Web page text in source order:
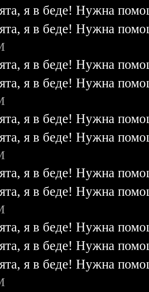
я в беде! Нужна
я в беде! Нужна
я в беде! Нужна
я в беде! Нужна
я в беде! Нужна
я в беде! Нужна
я в беде! Нужна
я в беде! Нужна
я в беде! Нужна
я в беде! Нужна
я в беде! Нужна